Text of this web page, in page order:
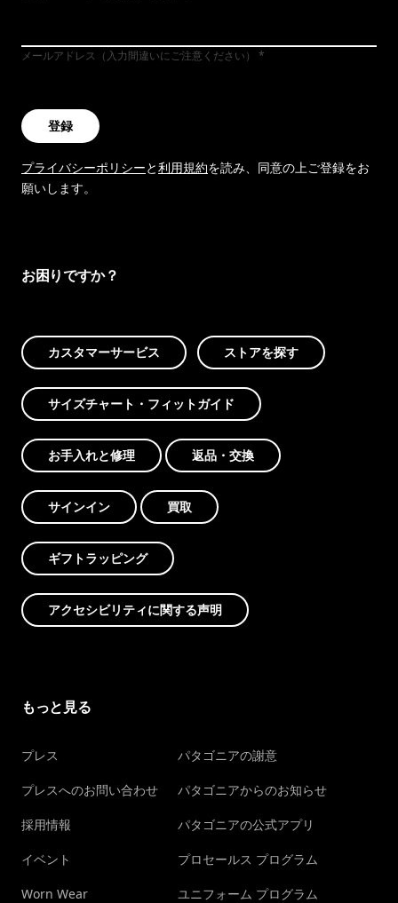
メールアドレス（入力間違いにご注意ください）
登録
プライバシーポリシーと利用規約を読み、同意の上ご登録をお
願いします。
お困りですか？
カスタマーサービス ストアを探す
サイズチャート・フィットガイド
お手入れと修理 返品・交換
サインイン 買取
ギフトラッピング
アクセシビリティに関する声明
もっと見る
プレス
プレスへのお問い合わせ
採用情報
イベント
Worn Wear
パタゴニアの謝意
パタゴニアからのお知らせ
パタゴニアの公式アプリ
プロセールス プログラム
ユニフォーム プログラム